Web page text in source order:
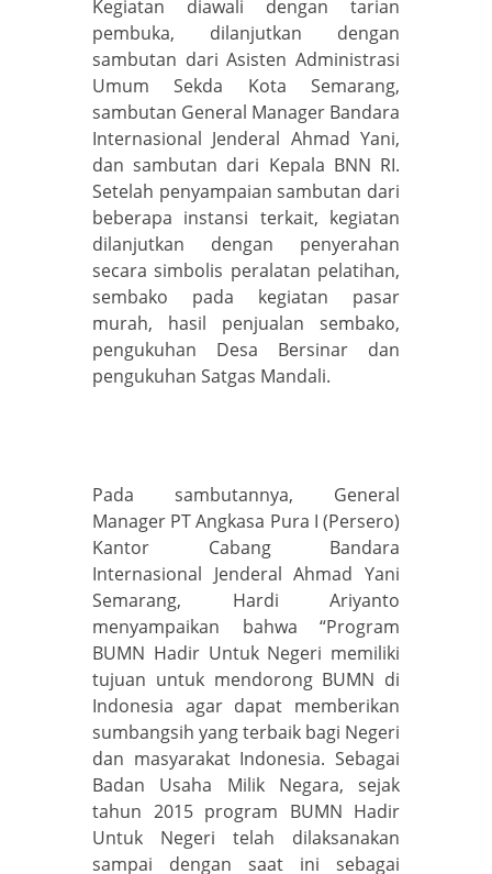
Kegiatan diawali dengan tarian
pembuka, dilanjutkan dengan
sambutan dari Asisten Administrasi
Umum Sekda Kota Semarang,
sambutan General Manager Bandara
Internasional Jenderal Ahmad Yani,
dan sambutan dari Kepala BNN RI.
Setelah penyampaian sambutan dari
beberapa instansi terkait, kegiatan
dilanjutkan dengan penyerahan
secara simbolis peralatan pelatihan,
sembako pada kegiatan pasar
murah, hasil penjualan sembako,
pengukuhan Desa Bersinar dan
pengukuhan Satgas Mandali.
Pada sambutannya, General
Manager PT Angkasa Pura I (Persero)
Kantor Cabang Bandara
Internasional Jenderal Ahmad Yani
Semarang, Hardi Ariyanto
menyampaikan bahwa “Program
BUMN Hadir Untuk Negeri memiliki
tujuan untuk mendorong BUMN di
Indonesia agar dapat memberikan
sumbangsih yang terbaik bagi Negeri
dan masyarakat Indonesia. Sebagai
Badan Usaha Milik Negara, sejak
tahun 2015 program BUMN Hadir
Untuk Negeri telah dilaksanakan
sampai dengan saat ini sebagai